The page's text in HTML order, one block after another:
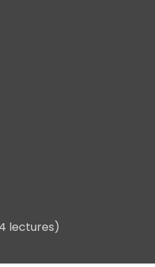
lectures)